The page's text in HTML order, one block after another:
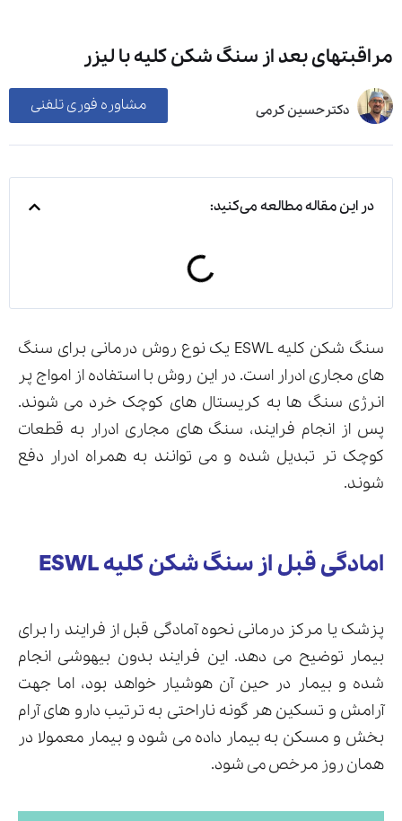
مراقبتهای بعد از سنگ شکن کلیه با لیزر
دکترحسین کرمی مشاوره فوری تلفنی
در این مقاله مطالعه می‌کنید:
سنگ شکن کلیه ESWL یک نوع روش درمانی برای سنگ
های مجاری ادرار است. در این روش با استفاده از امواج پر
انرژی سنگ ها به کریستال های کوچک خرد می شوند.
پس از انجام فرایند، سنگ های مجاری ادرار به قطعات
کوچک تر تبدیل شده و می توانند به همراه ادرار دفع
شوند.
امادگی قبل از سنگ شکن کلیه ESWL
پزشک یا مرکز درمانی نحوه آمادگی قبل از فرایند را برای
بیمار توضیح می دهد. این فرایند بدون بیهوشی انجام
شده و بیمار در حین آن هوشیار خواهد بود، اما جهت
آرامش و تسکین هر گونه ناراحتی به ترتیب دارو های آرام
بخش و مسکن به بیمار داده می شود و بیمار معمولا در
همان روز مرخص می شود.